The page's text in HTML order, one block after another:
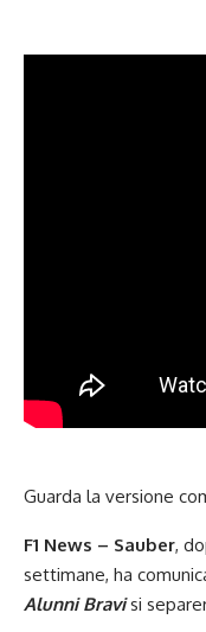
Guarda la versione
F1 News – Sauber,
settimane, ha
Alunni Bravisi